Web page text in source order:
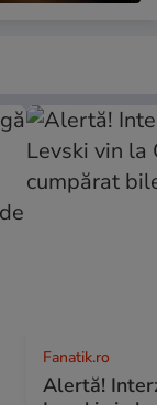
Fanatik.ro
Alertă!